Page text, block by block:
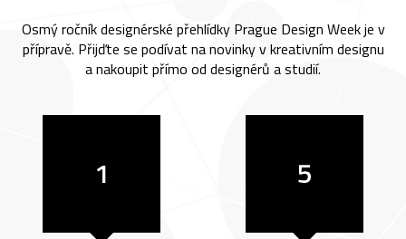
Osmý ročník designérské přehlídky Prague Design Week je v
přípravě. Přijďte se podívat na novinky v kreativním designu
a nakoupit přímo od designérů a studií.
1 5